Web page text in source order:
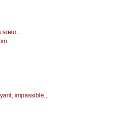
sœur...
impаssiblе...